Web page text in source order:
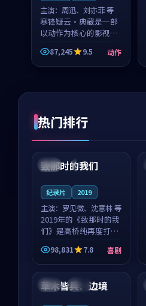
主演： 周迅、刘亦菲 等
寒锋疑云·典藏是一部
以动作为核心的影视作
品，围绕危机、反转与
人物成长展开，整体节
奏紧凑，值得推荐观
87,245 9.5 动作
热门排行
中国 4K
99:22
致那时的我们
纪录片 2019
主演： 罗见微、沈意林 等
2019年的《致那时的我
们》是高桥纯再度打磨
的喜剧佳作。中国大陆
的取景与都市寓言的氛
围相互成就，罗见微与
沈意林的对手戏自然克
制，让整部影片在悬
98,831 7.8 喜剧
泰国 独播
草木皆兵：边境